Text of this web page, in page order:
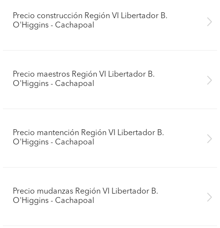
Precio construcción Región VI Libertador B.
O'Higgins - Cachapoal
Precio maestros Región VI Libertador B.
O'Higgins - Cachapoal
Precio mantención Región VI Libertador B.
O'Higgins - Cachapoal
Precio mudanzas Región VI Libertador B.
O'Higgins - Cachapoal